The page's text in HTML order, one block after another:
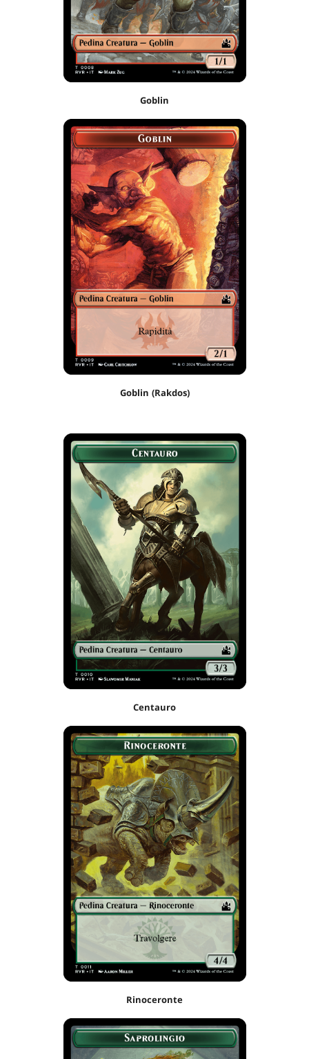
Goblin
Goblin (Rakdos)
Centauro
Rinoceronte